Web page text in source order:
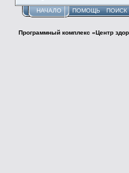
НАЧАЛО ПОМОЩЬ ПОИСК
Программный комплекс «Центр